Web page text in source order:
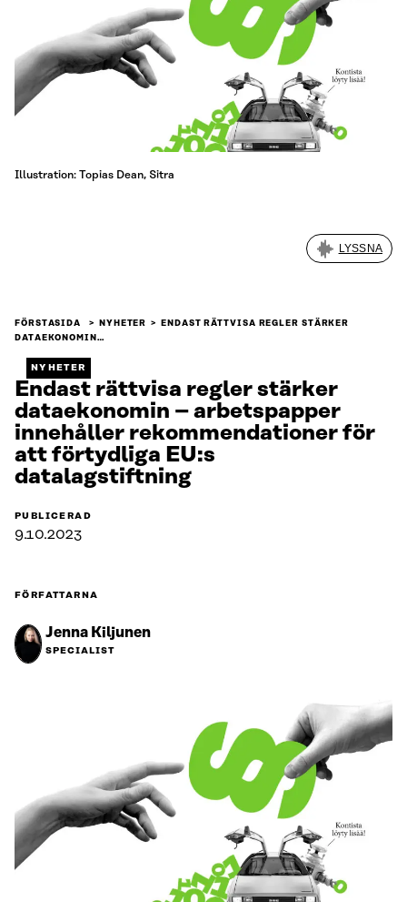
Illustration: Topias Dean, Sitra
LYSSNA
FÖRSTASIDA NYHETER
ENDAST RÄTTVISA REGLER STÄRKER
DATAEKONOMIN…
NYHETER
Endast rättvisa regler stärker
dataekonomin – arbetspapper
innehåller rekommendationer för
att förtydliga EU:s
datalagstiftning
PUBLICERAD
9.10.2023
FÖRFATTARNA
Jenna Kiljunen
SPECIALIST